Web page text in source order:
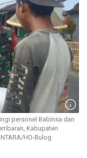
personel Babinsa dan
Kabupaten
HO-Bulog